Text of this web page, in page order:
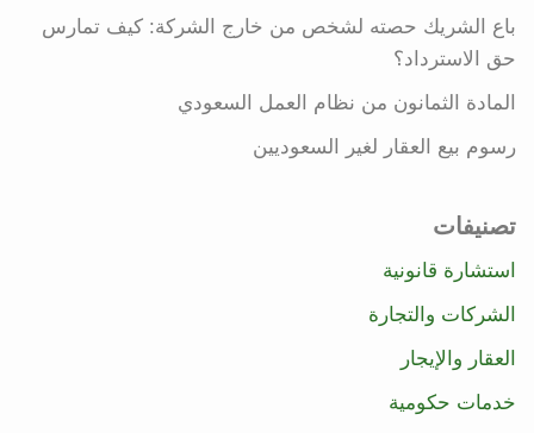
باع الشريك حصته لشخص من خارج الشركة: كيف تمارس
حق الاسترداد؟
المادة الثمانون من نظام العمل السعودي
رسوم بيع العقار لغير السعوديين
تصنيفات
استشارة قانونية
الشركات والتجارة
العقار والإيجار
خدمات حكومية